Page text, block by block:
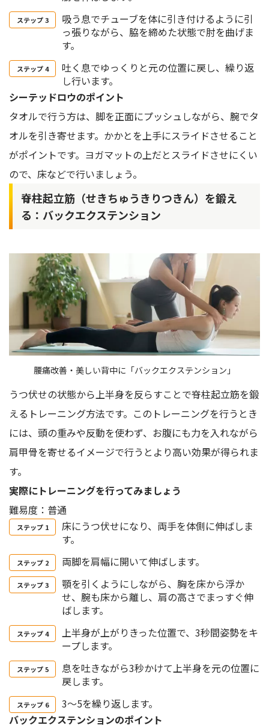
吸う息でチューブを体に引き付けるように引
っ張りながら、脇を締めた状態で肘を曲げま
す。
吐く息でゆっくりと元の位置に戻し、繰り返
し行います。
シーテッドロウのポイント
タオルで行う方は、脚を正面にプッシュしながら、腕でタ
オルを引き寄せます。かかとを上手にスライドさせること
がポイントです。ヨガマットの上だとスライドさせにくい
ので、床などで行いましょう。
脊柱起立筋（せきちゅうきりつきん）を鍛え
る：バックエクステンション
腰痛改善・美しい背中に「バックエクステンション」
うつ伏せの状態から上半身を反らすことで脊柱起立筋を鍛
えるトレーニング方法です。このトレーニングを行うとき
には、頭の重みや反動を使わず、お腹にも力を入れながら
肩甲骨を寄せるイメージで行うとより高い効果が得られま
す。
実際にトレーニングを行ってみましょう
難易度：普通
床にうつ伏せになり、両手を体側に伸ばしま
す。
両脚を肩幅に開いて伸ばします。
顎を引くようにしながら、胸を床から浮か
せ、腕も床から離し、肩の高さでまっすぐ伸
ばします。
上半身が上がりきった位置で、3秒間姿勢をキ
ープします。
息を吐きながら3秒かけて上半身を元の位置に
戻します。
3〜5を繰り返します。
バックエクステンションのポイント